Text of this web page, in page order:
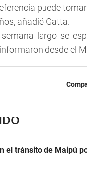
puede
añadió Gatta.
largo se
desde el
el tránsito de Maipú